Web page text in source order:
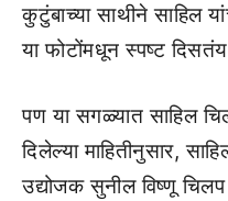
कुटुंबाच्या साथीने साहिल
या फोटोंमधून स्पष्ट
पण या सगळ्यात साहिल
दिलेल्या माहितीनुसार,
उद्योजक सुनील विष्णू